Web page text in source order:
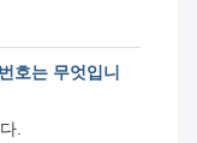
호는 무엇입니
.